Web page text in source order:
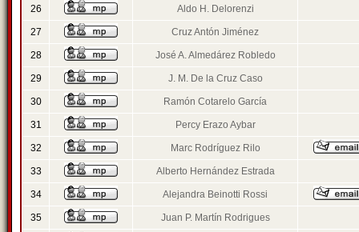
26 Aldo H. Delorenzi
27 Cruz Antón Jiménez
28 José A. Almedárez Robledo
29 J. M. De la Cruz Caso
30 Ramón Cotarelo García
31 Percy Erazo Aybar
32 Marc Rodríguez Rilo
33 Alberto Hernández Estrada
34 Alejandra Beinotti Rossi
35 Juan P. Martín Rodrigues